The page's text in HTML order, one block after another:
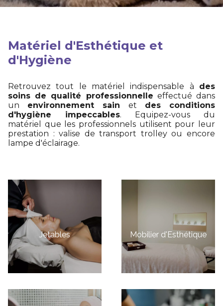
Matériel d'Esthétique et
d'Hygiène
Retrouvez tout le matériel indispensable à des
soins de qualité professionnelle effectué dans
un environnement sain et des conditions
d'hygiène impeccables. Equipez-vous du
matériel que les professionnels utilisent pour leur
prestation : valise de transport trolley ou encore
lampe d'éclairage.
Jetables Mobilier d'Esthétique